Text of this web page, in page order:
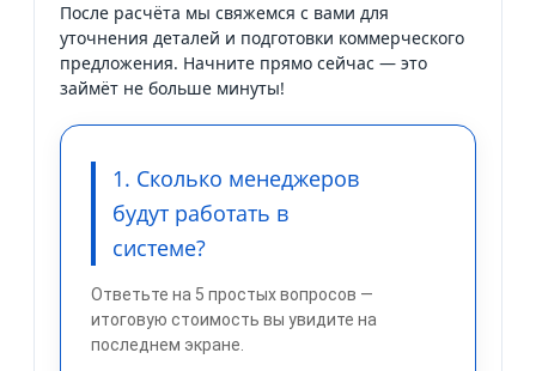
После расчёта мы свяжемся с вами для
уточнения деталей и подготовки коммерческого
предложения. Начните прямо сейчас — это
займёт не больше минуты!
1. Сколько менеджеров
будут работать в
системе?
Ответьте на 5 простых вопросов —
итоговую стоимость вы увидите на
последнем экране.